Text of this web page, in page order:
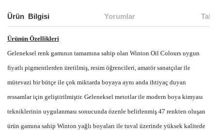
Ürün Bilgisi Yorumlar
Ürünün Özellikleri
Geleneksel renk gamının tamamına sahip olan Winton Oil Colours uygun
fiyatlı pigmentlerden üretilmiş, resim öğrencileri, amatör sanatçılar ile
mütevazi bir bütçe ile çok miktarda boyaya aynı anda ihtiyaç duyan
ressamlar için geliştirilmiştir. Geleneksel metotlar ile modern boya kimyası
tekniklerinin uygulanması sonucunda özenle belirlenmiş 47 renkten oluşan
ürün gamına sahip Winton yağlı boyaları ile tuval üzerinde yüksek kalitede